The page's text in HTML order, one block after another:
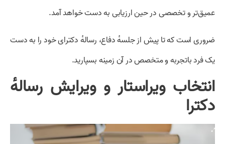
عمیق‌تر و تخصصی در حین ارزیابی به دست خواهد آمد.
ضروری است که تا پیش از جلسهٔ دفاع، رسالهٔ دکترای خود را به دست
یک فرد باتجربه و متخصص در آن زمینه بسپارید.
انتخاب ویراستار و ویرایش رسالهٔ
دکترا